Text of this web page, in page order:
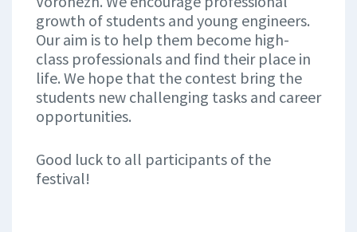
growth of students and young engineers.
Our aim is to help them become high-
class professionals and find their place in
life. We hope that the contest bring the
students new challenging tasks and career
opportunities.
Good luck to all participants of the
festival!